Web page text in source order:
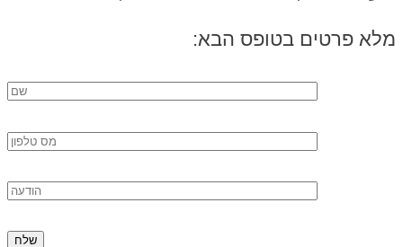
מלא פרטים בטופס הבא: